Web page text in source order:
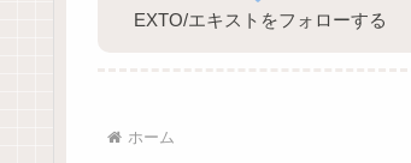
EXTO/エキストをフォローする
ホーム